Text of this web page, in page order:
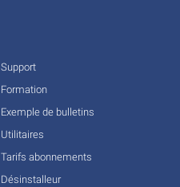
Support
Formation
Exemple de bulletins
Utilitaires
Tarifs abonnements
Désinstalleur